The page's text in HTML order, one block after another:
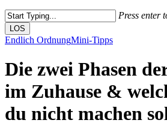
Press enter
LOS
Close
Endlich OrdnungMini-Tipps
Die zwei Phasen
im Zuhause &
du nicht machen